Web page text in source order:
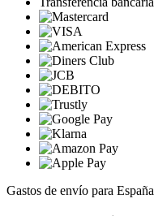
Gastos de envío para España